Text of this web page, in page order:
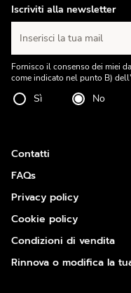
Iscriviti alla newsletter
Inserisci la tua mail
Fornisco il consenso dei miei
come indicato nel punto B) dell'
Sì No
Contatti
FAQs
Privacy policy
Cookie policy
Condizioni di vendita
Rinnova o modifica la